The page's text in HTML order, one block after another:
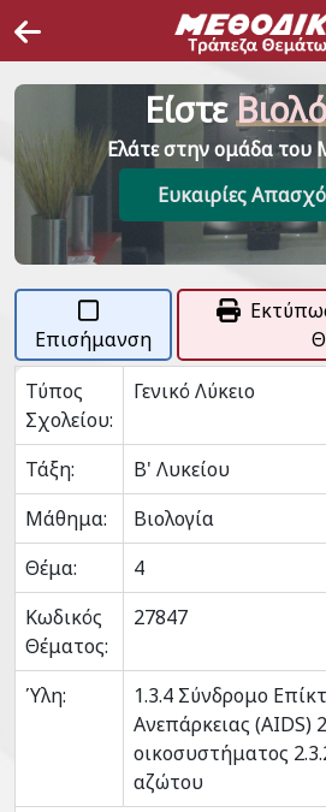
Είστε
Ελάτε στην ομάδα
Ευκαιρίες
Επισήμανση
Τύπος
Σχολείου:
Γενικό Λύκειο
Τάξη:
Β' Λυκείου
Μάθημα:
Βιολογία
Θέμα:
4
Κωδικός
Θέματος:
27847
Ύλη:
1.3.4 Σύνδρομο
Ανεπάρκειας (AIDS)
οικοσυστήματος
αζώτου